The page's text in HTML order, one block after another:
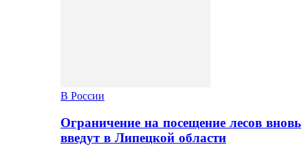
В России
Ограничение на посещение лесов вновь
введут в Липецкой области